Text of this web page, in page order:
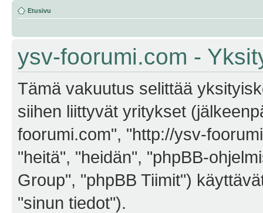
Etusivu
ysv-foorumi.com -
Tämä vakuutus selittää
siihen liittyvät yritykset
foorumi.com", "http://ysv-
"heitä", "heidän", "phpBB-
Group", "phpBB Tiimit")
"sinun tiedot").